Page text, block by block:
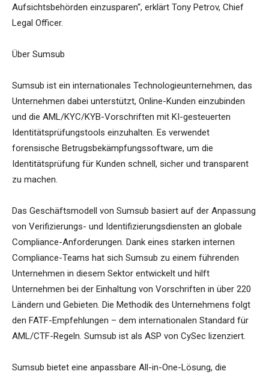
Aufsichtsbehörden einzusparen“, erklärt Tony Petrov, Chief
Legal Officer.
Über Sumsub
Sumsub ist ein internationales Technologieunternehmen, das
Unternehmen dabei unterstützt, Online-Kunden einzubinden
und die AML/KYC/KYB-Vorschriften mit KI-gesteuerten
Identitätsprüfungstools einzuhalten. Es verwendet
forensische Betrugsbekämpfungssoftware, um die
Identitätsprüfung für Kunden schnell, sicher und transparent
zu machen.
Das Geschäftsmodell von Sumsub basiert auf der Anpassung
von Verifizierungs- und Identifizierungsdiensten an globale
Compliance-Anforderungen. Dank eines starken internen
Compliance-Teams hat sich Sumsub zu einem führenden
Unternehmen in diesem Sektor entwickelt und hilft
Unternehmen bei der Einhaltung von Vorschriften in über 220
Ländern und Gebieten. Die Methodik des Unternehmens folgt
den FATF-Empfehlungen – dem internationalen Standard für
AML/CTF-Regeln. Sumsub ist als ASP von CySec lizenziert.
Sumsub bietet eine anpassbare All-in-One-Lösung, die